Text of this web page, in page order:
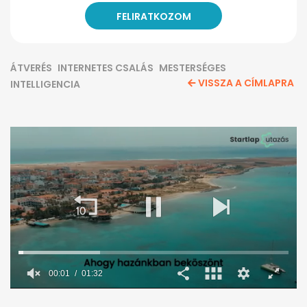
ÁTVERÉS INTERNETES CSALÁS MESTERSÉGES
INTELLIGENCIA
VISSZA A CÍMLAPRA